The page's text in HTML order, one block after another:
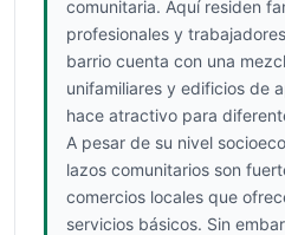
comunitaria. Aquí residen
profesionales y
barrio cuenta con una
unifamiliares y edificios de
hace atractivo para
A pesar de su nivel
lazos comunitarios son
comercios locales que
servicios básicos. Sin